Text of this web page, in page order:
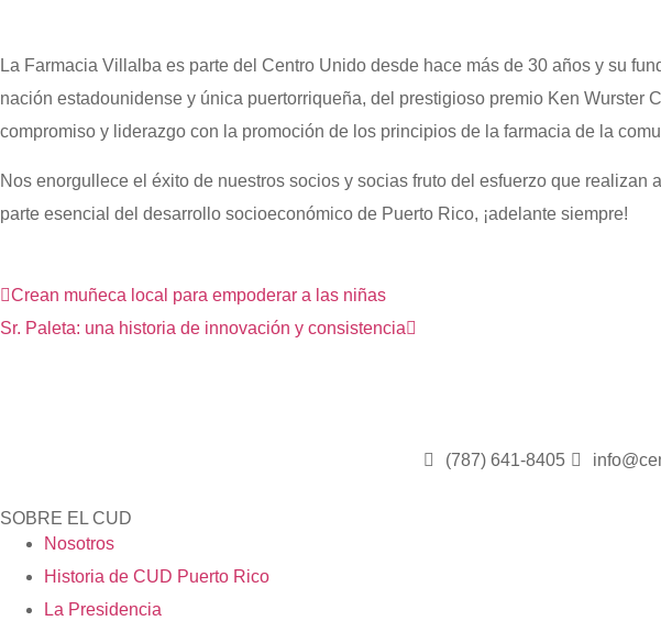
La Farmacia Villalba es parte del Centro Unido desde hace más de 30 años y su
nación estadounidense y única puertorriqueña, del prestigioso premio Ken
compromiso y liderazgo con la promoción de los principios de la farmacia de la
Nos enorgullece el éxito de nuestros socios y socias fruto del esfuerzo que
parte esencial del desarrollo socioeconómico de Puerto Rico, ¡adelante siempre!
Crean muñeca local para empoderar a las niñas
Sr. Paleta: una historia de innovación y consistencia
(787) 641-8405
SOBRE EL CUD
Nosotros
Historia de CUD Puerto Rico
La Presidencia